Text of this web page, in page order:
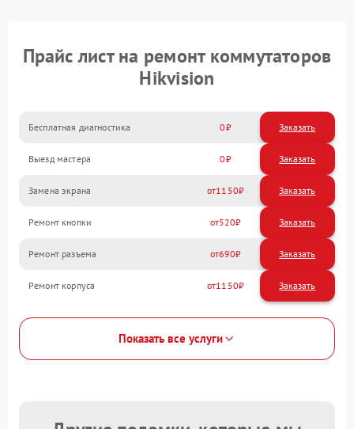
Прайс лист на ремонт коммутаторов
Hikvision
Бесплатная диагностика 0 Заказать
Выезд мастера 0 Заказать
Замена экрана 1150
Ремонт кнопки 520
Ремонт разъема 690
Ремонт корпуса 1150
Показать все услуги